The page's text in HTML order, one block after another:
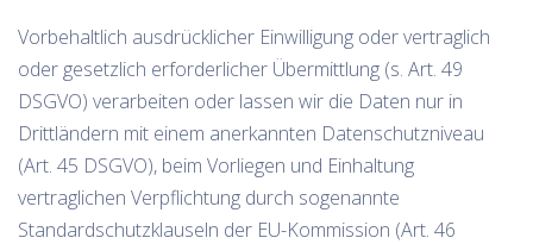
Vorbehaltlich ausdrücklicher Einwilligung oder vertraglich
oder gesetzlich erforderlicher Übermittlung (s. Art. 49
DSGVO) verarbeiten oder lassen wir die Daten nur in
Drittländern mit einem anerkannten Datenschutzniveau
(Art. 45 DSGVO), beim Vorliegen und Einhaltung
vertraglichen Verpflichtung durch sogenannte
Standardschutzklauseln der EU-Kommission (Art. 46